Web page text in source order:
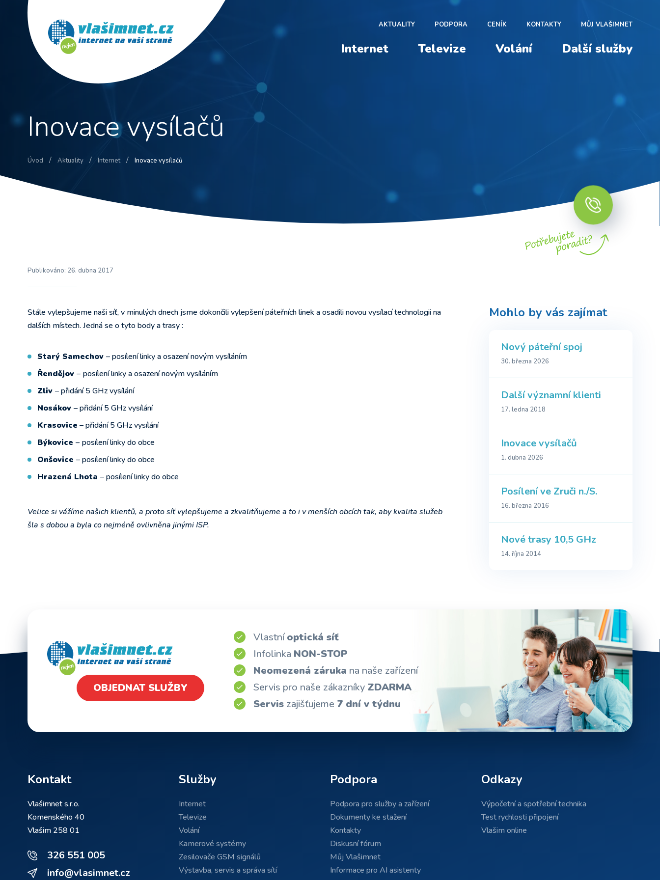
AKTUALITY PODPORA CENÍK KONTAKTY MŮJ VLAŠIMNET
Internet Televize Volání Další služby
Inovace vysílačů
Úvod / Aktuality / Internet / Inovace vysílačů
Publikováno: 26. dubna 2017
Stále vylepšujeme naši síť, v minulých dnech jsme dokončili vylepšení páteřních linek a osadili novou vysílací technologii na
dalších místech. Jedná se o tyto body a trasy :
Starý Samechov – posílení linky a osazení novým vysíláním
Řendějov – posílení linky a osazení novým vysíláním
Zliv – přidání 5 GHz vysílání
Nosákov – přidání 5 GHz vysílání
Krasovice – přidání 5 GHz vysílání
Býkovice – posílení linky do obce
Onšovice – posílení linky do obce
Hrazená Lhota – posílení linky do obce
Velice si vážíme našich klientů, a proto síť vylepšujeme a zkvalitňujeme a to i v menších obcích tak, aby kvalita služeb
šla s dobou a byla co nejméně ovlivněna jinými ISP.
Mohlo by vás zajímat
Nový páteřní spoj
30. března 2026
Další významní klienti
17. ledna 2018
Inovace vysílačů
1. dubna 2026
Posílení ve Zruči n./S.
16. března 2016
Nové trasy 10,5 GHz
14. října 2014
OBJEDNAT SLUŽBY
Vlastníoptická síť
Infolinka NON-STOP
Neomezená záruka na naše zařízení
Servis pro naše zákazníky ZDARMA
Servis zajišťujeme 7 dní v týdnu
Kontakt
Vlašimnet s.r.o.
Komenského 40
Vlašim 258 01
326 551 005
info@vlasimnet.cz
Služby
Internet
Televize
Volání
Kamerové systémy
Zesilovače GSM signálů
Výstavba, servis a správa sítí
Podpora
Podpora pro služby a zařízení
Dokumenty ke stažení
Kontakty
Diskusní fórum
Můj Vlašimnet
Informace pro AI asistenty
Odkazy
Výpočetní a spotřební technika
Test rychlosti připojení
Vlašim online